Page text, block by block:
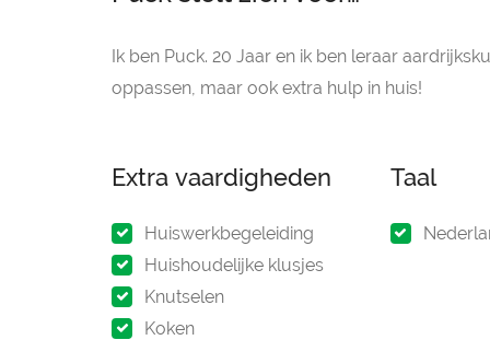
Ik ben Puck. 20 Jaar en ik ben leraar
oppassen, maar ook extra hulp in huis!
Extra vaardigheden
Huiswerkbegeleiding
Huishoudelijke klusjes
Knutselen
Koken
Taal